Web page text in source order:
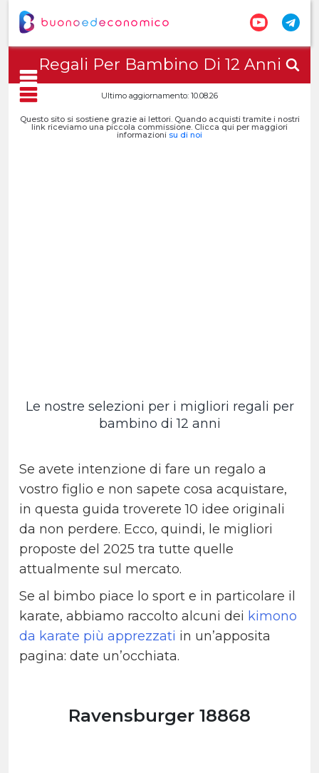
Regali Per Bambino Di 12 Anni
Ultimo aggiornamento: 10.08.26
Questo sito si sostiene grazie ai lettori. Quando acquisti tramite i nostri
link riceviamo una piccola commissione. Clicca qui per maggiori
informazioni su di noi
Le nostre selezioni per i migliori regali per
bambino di 12 anni
Se avete intenzione di fare un regalo a
vostro figlio e non sapete cosa acquistare,
in questa guida troverete 10 idee originali
da non perdere. Ecco, quindi, le migliori
proposte del 2025 tra tutte quelle
attualmente sul mercato.
Se al bimbo piace lo sport e in particolare il
karate, abbiamo raccolto alcuni dei kimono
da karate più apprezzati in un’apposita
pagina: date un’occhiata.
Ravensburger 18868